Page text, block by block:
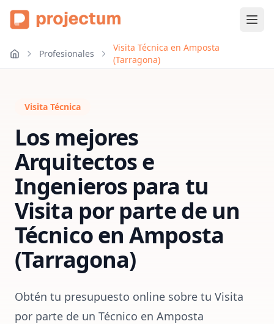
Profesionales
Visita Técnica en Amposta
(Tarragona)
Visita Técnica
Los mejores
Arquitectos e
Ingenieros para tu
Visita por parte de un
TécnicoenAmposta
(Tarragona)
Obtén tu presupuesto online sobre tu Visita
por parte de un Técnico en Amposta